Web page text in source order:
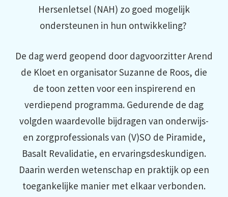
Hersenletsel (NAH) zo goed mogelijk
ondersteunen in hun ontwikkeling?
De dag werd geopend door dagvoorzitter Arend
de Kloet en organisator Suzanne de Roos, die
de toon zetten voor een inspirerend en
verdiepend programma. Gedurende de dag
volgden waardevolle bijdragen van onderwijs-
en zorgprofessionals van (V)SO de Piramide,
Basalt Revalidatie, en ervaringsdeskundigen.
Daarin werden wetenschap en praktijk op een
toegankelijke manier met elkaar verbonden.